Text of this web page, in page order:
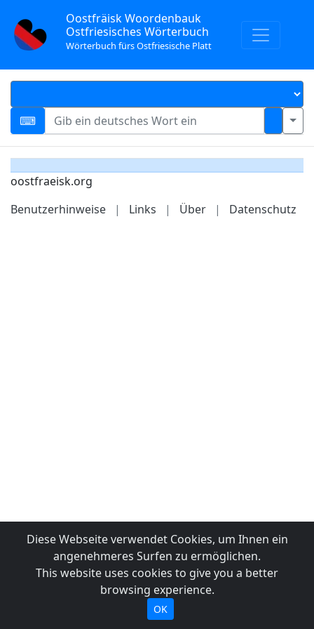
Oostfräisk Woordenbauk
Ostfriesisches Wörterbuch
Wörterbuch fürs Ostfriesische Platt
oostfraeisk.org
Benutzerhinweise
| Links | Über | Datenschutz
Diese Webseite verwendet Cookies, um Ihnen ein
angenehmeres Surfen zu ermöglichen.
This website uses cookies to give you a better
browsing experience.
OK